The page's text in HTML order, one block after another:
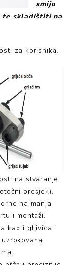
smiju
te skladištiti na
za korisnika.
na stvaranje
presjek).
na manja
i montaži.
kao i gljivica i